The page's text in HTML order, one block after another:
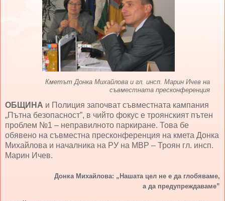
Кметът Донка Михайлова и гл. инсп. Марин Ичев на
съвместната пресконференция
ОБЩИНА и Полиция започват съвместната кампания
„Пътна безопасност”, в чийто фокус е троянският пътен
проблем №1 – неправилното паркиране. Това бе
обявено на съвместна пресконференция на кмета Донка
Михайлова и началника на РУ на МВР – Троян гл. инсп.
Марин Ичев.
Донка Михайлова: „Нашата цел не е да глобяваме,
а да предупреждаваме”